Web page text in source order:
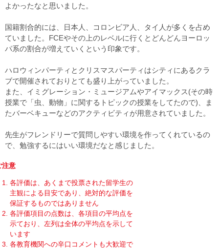
よかったなと思いました。
国籍割合的には、日本人、コロンビア人、タイ人が多くを占め
ていました。FCEやその上のレベルに行くとどんどんヨーロッ
パ系の割合が増えていくという印象です。
ハロウィンパーティとクリスマスパーティはシティにあるクラ
ブで開催されておりとても盛り上がっていました。
また、イミグレーション・ミュージアムやアイマックス(その時
授業で「虫、動物」に関するトピックの授業をしてたので)、ま
たバーベキューなどのアクティビティが用意されていました。
先生がフレンドリーで質問しやすい環境を作ってくれているの
で、勉強するにはいい環境だなと感じました。
注意
各評価は、あくまで投票された留学生の
主観による目安であり、絶対的な評価を
保証するものではありません
各評価項目の点数は、各項目の平均点を
示ており、左列は全体の平均点を示して
います
各教育機関への辛口コメントも大歓迎で